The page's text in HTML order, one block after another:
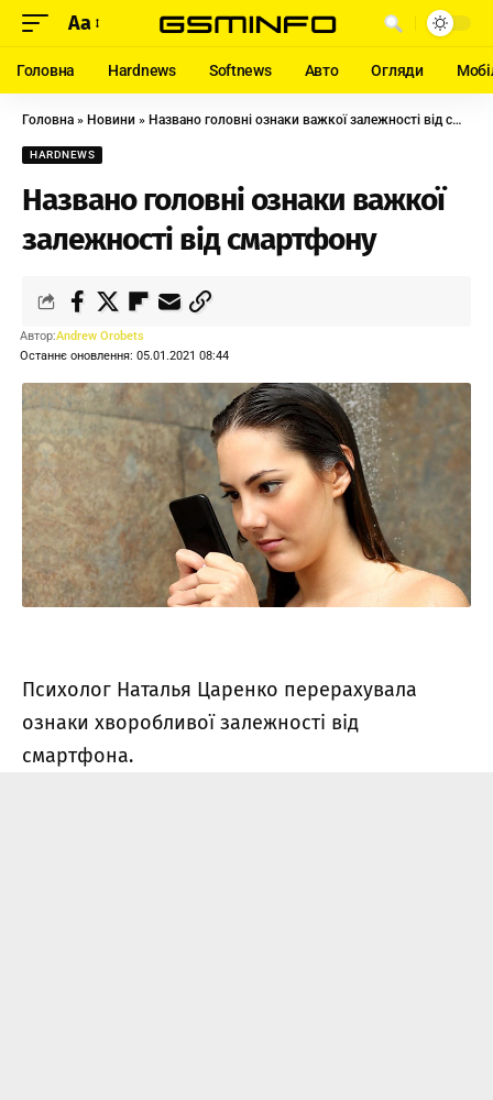
Aa
Головна Hardnews Softnews Авто Огляди
Головна » Новини » Названо головні ознаки важкої залежності від смартфону
HARDNEWS
Названо головні ознаки важкої
залежності від смартфону
Останнє оновлення: 05.01.2021 08:44
Автор:Andrew Orobets
Психолог Наталья Царенко перерахувала
ознаки хворобливої ​​залежності від
смартфона.